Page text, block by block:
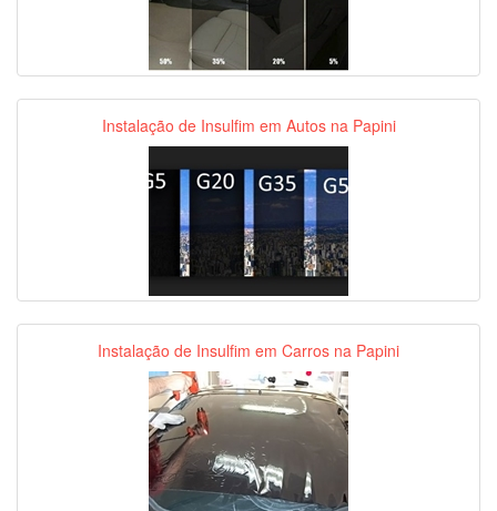
Instalação de Insulfim em Autos na Papini
Instalação de Insulfim em Carros na Papini